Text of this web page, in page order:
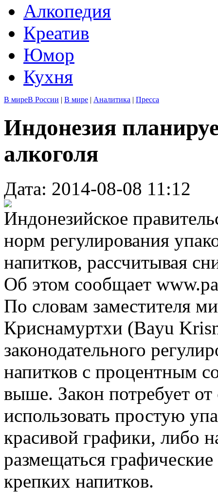
Алкопедия
Креатив
Юмор
Кухня
В миреВ России | В мире | Аналитика | Пресса
Индонезия
алкоголя
Дата: 2014-08-08 11:12
Индонезийское
норм регулирования
напитков, рассчитывая
Об этом сообщает
По словам заместителя
Криснамуртхи (Bayu
законодательного
напитков с процентным
выше. Закон потребует
использовать простую
красивой графики, либо
размещаться
крепких напитков.